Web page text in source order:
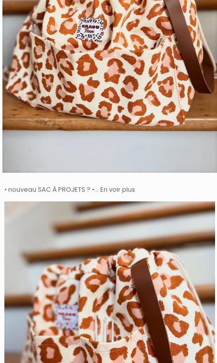
• nouveau SAC À PROJETS ? •… En voir plus